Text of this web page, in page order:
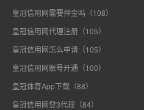
皇冠信用网需要押金吗（108）
皇冠信用网代理注册（105）
皇冠信用网怎么申请（105）
皇冠信用网账号开通（100）
皇冠体育App下载（88）
皇冠信用网登3代理（84）